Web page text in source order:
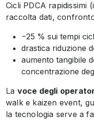
Cicli PDCA rapidissimi
raccolta dati,
−25 % sui tempi
drastica riduzione
aumento tangibile
concentrazione
La voce degli
walke kaizen event,
la tecnologia serve a